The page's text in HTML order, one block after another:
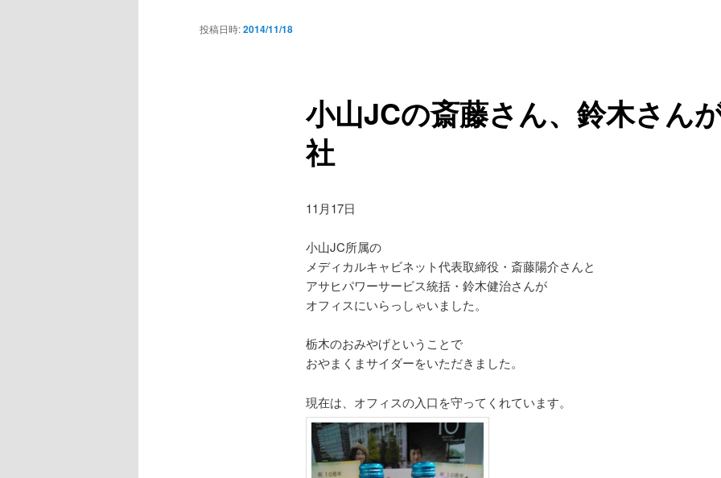
小山JCの斎藤さん、鈴木さん
社
投稿日時:2014/11/18
11月17日
小山JC所属の
メディカルキャビネット代表取締役・斎藤陽介さんと
アサヒパワーサービス統括・鈴木健治さんが
オフィスにいらっしゃいました。
栃木のおみやげということで
おやまくまサイダーをいただきました。
現在は、オフィスの入口を守ってくれています。